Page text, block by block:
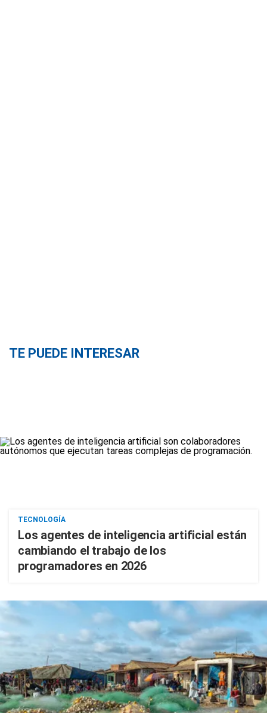
TE PUEDE INTERESAR
TECNOLOGÍA
Los agentes de inteligencia artificial están
cambiando el trabajo de los
programadores en 2026